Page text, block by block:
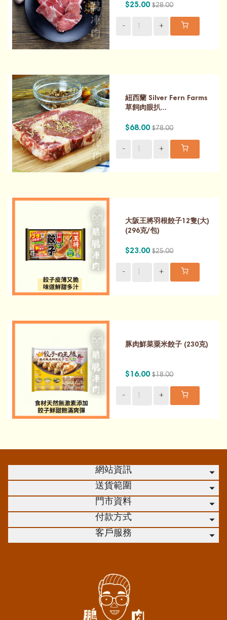
$25.00 $28.00
- +
紐西蘭 Silver Fern Farms
草飼肉眼扒...
$68.00 $78.00
- +
大阪王將羽根餃子12隻(大)
(296克/包)
$23.00 $25.00
- +
豚肉鮮菜粟米餃子 (230克)
$16.00 $18.00
- +
網站資訊
送貨範圍
門市資料
付款方式
客戶服務